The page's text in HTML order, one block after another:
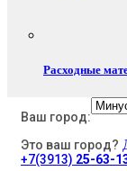
Расходные
Электротовары
Ваш город:
Это ваш город?
+7(3913) 25-63-